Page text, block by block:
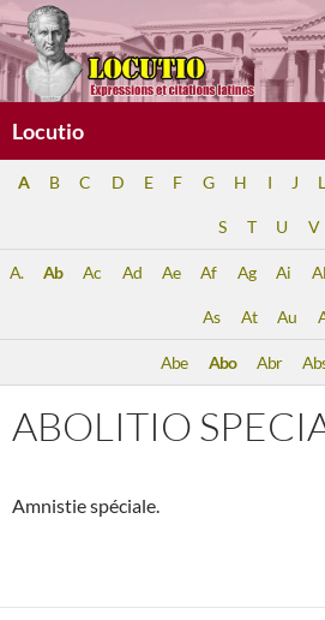
Aller
au
contenu
Locutio
A B C D E F G H I J L
S T U V
A. Ab Ac Ad Ae Af Ag Ai Al
As At Au
Abe Abo Abr
ABOLITIO
Amnistie spéciale.